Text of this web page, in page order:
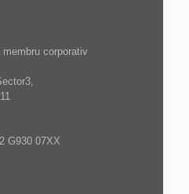
corporativ
G930 07XX